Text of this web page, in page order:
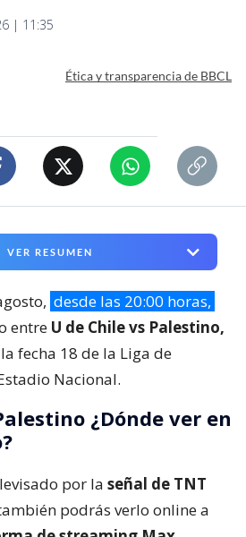
| 11:35
Ética y transparencia de BBCL
VER RESUMEN
desde las 20:00 horas,
entre U de Chile vs Palestino,
fecha 18 de la Liga de
Nacional.
¿Dónde ver en
por la señal de TNT
podrás verlo online a